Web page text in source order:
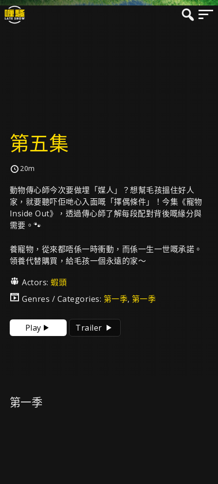
第五集
20m
動物傳心師今次要做埋「媒人」？想幫毛孩搵住好人
家，就要聽吓佢哋心入面嘅「擇偶條件」！今集《寵物
Inside Out》，透過傳心師了解每段配對背後嘅緣分與
需要。🐾
養寵物，從來都唔係一時衝動，而係一生一世嘅承諾。
領養代替購買，給毛孩一個永遠的家～
Actors:蝦頭
Genres / Categories: 第一季, 第一季
Play Trailer
第一季